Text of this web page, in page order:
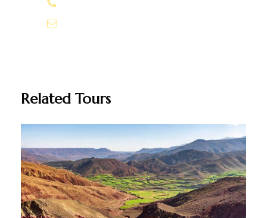
Related Tours